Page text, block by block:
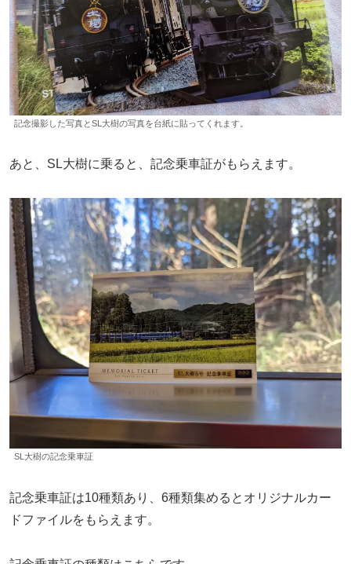
記念撮影した写真とSL大樹の写真を台紙に貼ってくれます。
あと、SL大樹に乗ると、記念乗車証がもらえます。
SL大樹の記念乗車証
記念乗車証は10種類あり、6種類集めるとオリジナルカー
ドファイルをもらえます。